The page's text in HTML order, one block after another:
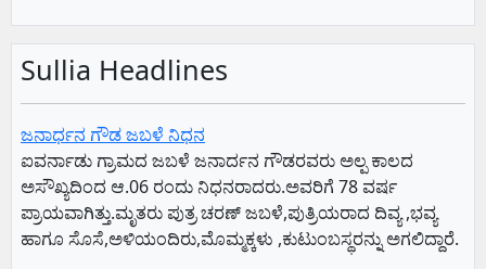
Sullia Headlines
ಜನಾರ್ಧನ ಗೌಡ ಜಬಳೆ ನಿಧನ
ಐವರ್ನಾಡು ಗ್ರಾಮದ ಜಬಳೆ ಜನಾರ್ದನ ಗೌಡರವರು ಅಲ್ಪ ಕಾಲದ
ಅಸೌಖ್ಯದಿಂದ ಆ.06 ರಂದು ನಿಧನರಾದರು.ಅವರಿಗೆ 78 ವರ್ಷ
ಪ್ರಾಯವಾಗಿತ್ತು.ಮೃತರು ಪುತ್ರ ಚರಣ್ ಜಬಳೆ,ಪುತ್ರಿಯರಾದ ದಿವ್ಯ ,ಭವ್ಯ
ಹಾಗೂ ಸೊಸೆ,ಅಳಿಯಂದಿರು,ಮೊಮ್ಮಕ್ಕಳು ,ಕುಟುಂಬಸ್ಥರನ್ನು ಅಗಲಿದ್ದಾರೆ.